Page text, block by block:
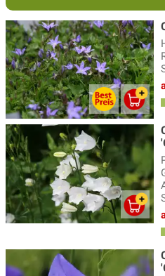
Delosperma -
Echinacea -
Ehrenpreis
Eisenhut
Erigeron -
Fädige
Farne